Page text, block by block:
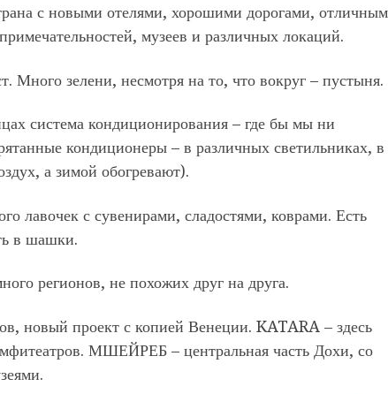
с новыми отелями, хорошими дорогами, отличным
музеев и различных локаций.
Много зелени, несмотря на то, что вокруг – пустыня.
система кондиционирования – где бы мы ни
кондиционеры – в различных светильниках, в
а зимой обогревают).
лавочек с сувенирами, сладостями, коврами. Есть
в шашки.
регионов, не похожих друг на друга.
новый проект с копией Венеции. KATARA – здесь
МШЕЙРЕБ – центральная часть Дохи, со